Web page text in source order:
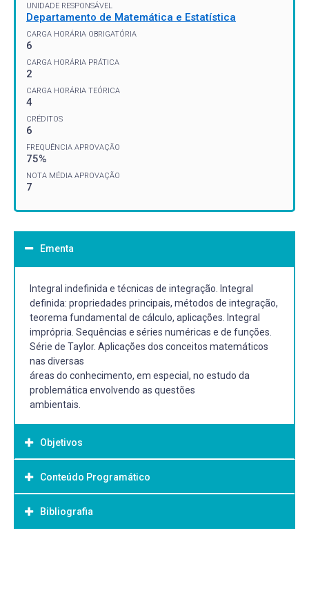
UNIDADE RESPONSÁVEL
Departamento de Matemática e Estatística
CARGA HORÁRIA OBRIGATÓRIA
6
CARGA HORÁRIA PRÁTICA
2
CARGA HORÁRIA TEÓRICA
4
CRÉDITOS
6
FREQUÊNCIA APROVAÇÃO
75%
NOTA MÉDIA APROVAÇÃO
7
Ementa
Integral indefinida e técnicas de integração. Integral
definida: propriedades principais, métodos de integração,
teorema fundamental de cálculo, aplicações. Integral
imprópria. Sequências e séries numéricas e de funções.
Série de Taylor. Aplicações dos conceitos matemáticos
nas diversas
áreas do conhecimento, em especial, no estudo da
problemática envolvendo as questões
ambientais.
Objetivos
Objetivo Geral:
Fornecer subsídios aos discentes a fim de que o possam
aprender e aplicar os métodos de cálculo das integrais;
Conteúdo Programático
Primitivas: conceito e principais propriedades
Primitivas imediatas e tabela de primitivação
Bibliografia